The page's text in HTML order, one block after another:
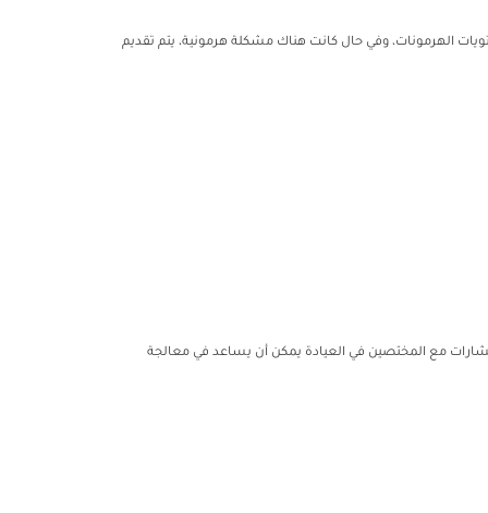
الهرمونات، وفي حال كانت هناك مشكلة هرمونية، يتم تقديم
مع المختصين في العيادة يمكن أن يساعد في معالجة